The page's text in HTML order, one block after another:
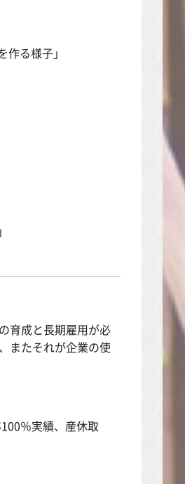
作る様子」
育成と長期雇用が必
またそれが企業の使
％実績、産休取